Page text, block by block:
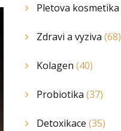
Pletova kosmetika
Zdravi a vyziva (68)
Kolagen (40)
Probiotika (37)
Detoxikace (35)